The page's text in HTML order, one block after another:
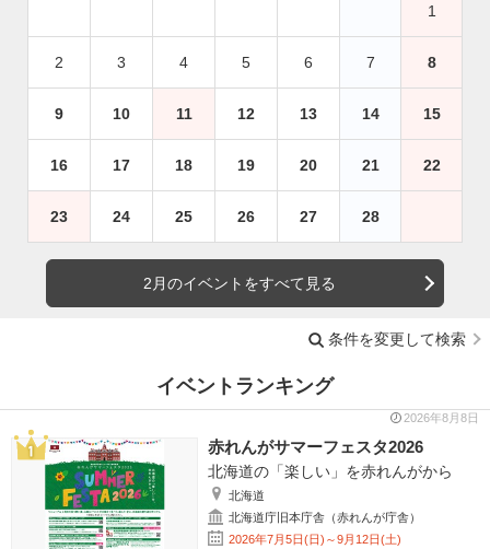
1
2 3 4 5 6 7 8
9 10 11 12 13 14 15
16 17 18 19 20 21 22
23 24 25 26 27 28
2月のイベントをすべて見る
条件を変更して検索
イベントランキング
2026年8月8日
赤れんがサマーフェスタ2026
北海道の「楽しい」を赤れんがから
北海道
北海道庁旧本庁舎（赤れんが庁舎）
2026年7月5日(日)～9月12日(土)